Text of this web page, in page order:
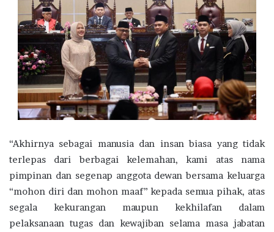
“Akhirnya sebagai manusia dan insan biasa yang tidak
terlepas dari berbagai kelemahan, kami atas nama
pimpinan dan segenap anggota dewan bersama keluarga
“mohon diri dan mohon maaf” kepada semua pihak, atas
segala kekurangan maupun kekhilafan dalam
pelaksanaan tugas dan kewajiban selama masa jabatan